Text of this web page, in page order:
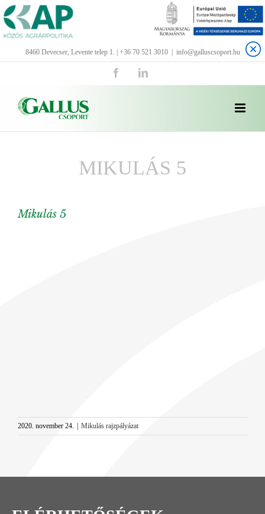
Kihagyás
8460 Devecser, Levente telep 1. | +36 70 521 3010 info@galluscsoport.hu
FacebookLinkedIn
MIKULÁS 5
Mikulás 5
2020. november 24. Mikulás rajzpályázat